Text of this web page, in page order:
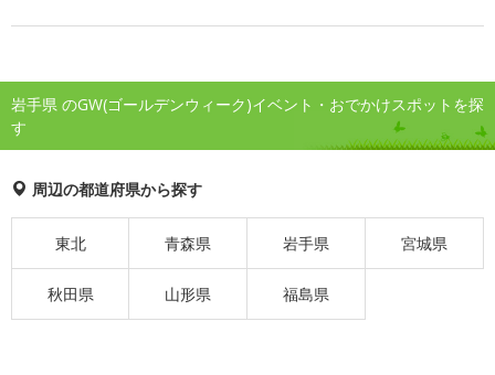
岩手県 のGW(ゴールデンウィーク)イベント・おでかけスポットを探
す
周辺の都道府県から探す
東北 青森県 岩手県 宮城県
秋田県 山形県 福島県